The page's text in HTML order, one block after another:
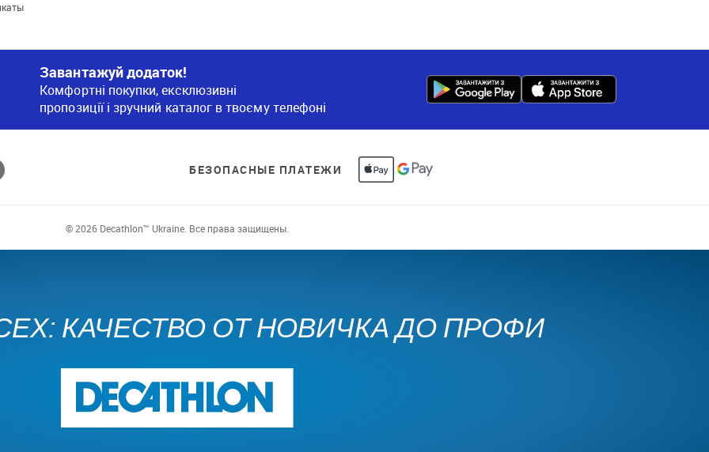
Завантажуй додаток!
Комфортні покупки, ексклюзивні
пропозиції і зручний каталог в твоєму телефоні
БЕЗОПАСНЫЕ ПЛАТЕЖИ
© 2026 Decathlon™ Ukraine. Все права защищены.
КАЧЕСТВО ОТ НОВИЧКА ДО ПРОФИ